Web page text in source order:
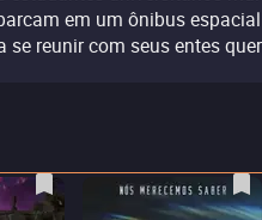
em um ônibus
se reunir com seus entes